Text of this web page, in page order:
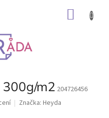
m2 204726456
Značka: Heyda